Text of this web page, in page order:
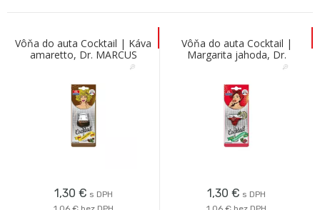
Vôňa do auta Cocktail | Káva
amaretto, Dr. MARCUS
1,30 € s DPH
Vôňa do auta Cocktail |
Margarita jahoda, Dr.
MARCUS
1,30 € s DPH